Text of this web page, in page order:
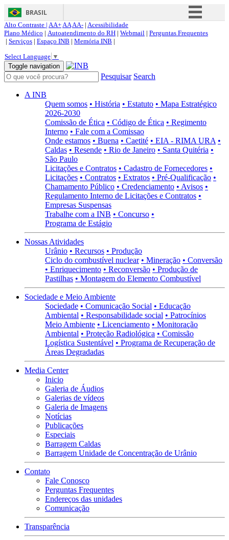
BRASIL
Simplifique!
Acesso à informação
Canais
Alto Contraste | AA+AAAA- | Acessibilidade
Plano Médico | Autoatendimento do RH | Webmail | Perguntas Frequentes
| Serviços | Espaço INB | Memória INB |
Select Language ▼
Toggle navigation
Pesquisar Search
A INB
Quem somos • História • Estatuto • Mapa Estratégico
2026-2030
Comissão de Ética • Código de Ética • Regimento
Interno • Fale com a Comissao
Onde estamos • Buena • Caetité • EIA - RIMA URA •
Caldas • Resende • Rio de Janeiro • Santa Quitéria •
São Paulo
Licitações e Contratos • Cadastro de Fornecedores •
Licitações • Contratos • Extratos • Pré-Qualificação •
Chamamento Público • Credenciamento • Avisos •
Regulamento Interno de Licitações e Contratos •
Empresas Suspensas
Trabalhe com a INB • Concurso •
Programa de Estágio
Nossas Atividades
Urânio • Recursos • Produção
Ciclo do combustível nuclear • Mineração • Conversão
• Enriquecimento • Reconversão • Produção de
Pastilhas • Montagem do Elemento Combustível
Sociedade e Meio Ambiente
Sociedade • Comunicação Social • Educação
Ambiental • Responsabilidade social • Patrocínios
Meio Ambiente • Licenciamento • Monitoração
Ambiental • Proteção Radiológica • Comissão
Logística Sustentável • Programa de Recuperação de
Áreas Degradadas
Media Center
Inicio
Galeria de Áudios
Galerias de vídeos
Galeria de Imagens
Notícias
Publicações
Especiais
Barragem Caldas
Barragem Unidade de Concentração de Urânio
Contato
Fale Conosco
Perguntas Frequentes
Endereços das unidades
Comunicação
Transparência